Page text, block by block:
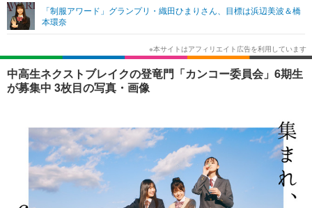
ショッピング その他
エンタメTOP
韓国・芸能
音楽 スポーツ
ショッピング その他
ライフ
ライフTOP グルメ
ペット ショッピング
リリース一覧
プッシュ通知の停止方法
「制服アワード」グランプリ・織田ひまりさん、目標は浜辺美波＆橋
本環奈
中高生ネクストブレイクの登竜門「カンコー委員会」6期生
が募集中 3枚目の写真・画像